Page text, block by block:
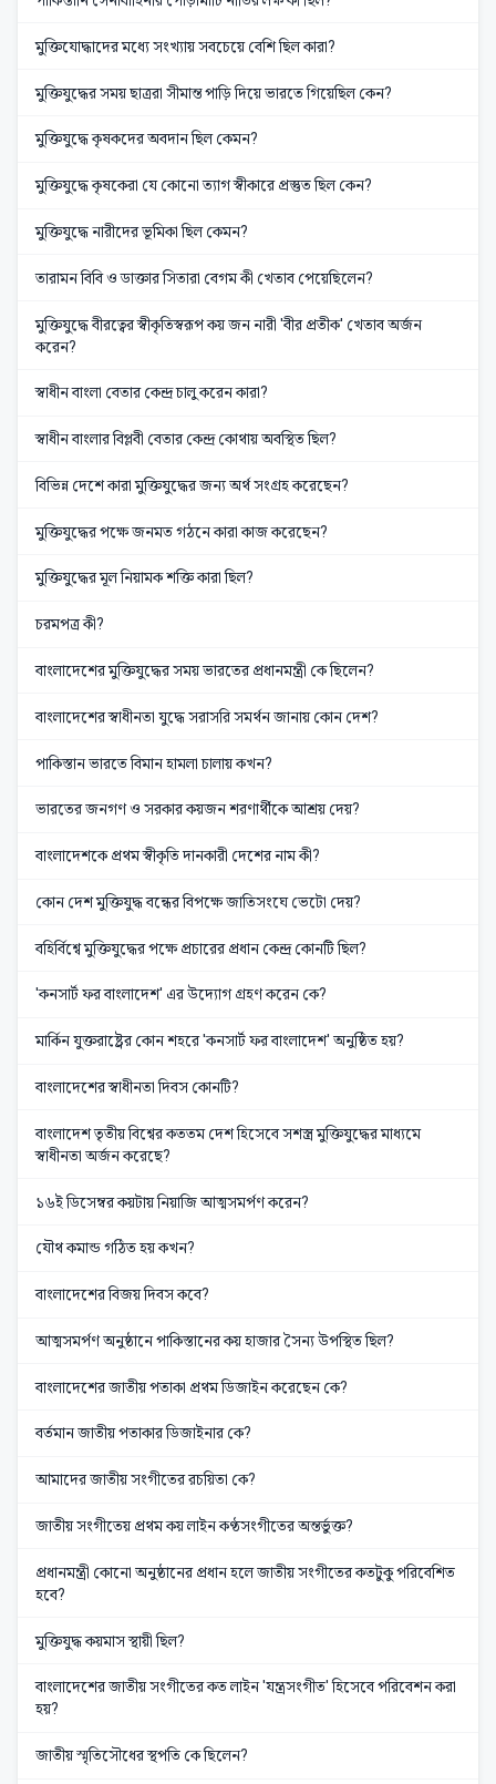
মুক্তিযোদ্ধাদের মধ্যে সংখ্যায় সবচেয়ে বেশি ছিল কারা?
মুক্তিযুদ্ধের সময় ছাত্ররা সীমান্ত পাড়ি দিয়ে ভারতে গিয়েছিল কেন?
মুক্তিযুদ্ধে কৃষকদের অবদান ছিল কেমন?
মুক্তিযুদ্ধে কৃষকেরা যে কোনো ত্যাগ স্বীকারে প্রস্তুত ছিল কেন?
মুক্তিযুদ্ধে নারীদের ভূমিকা ছিল কেমন?
তারামন বিবি ও ডাক্তার সিতারা বেগম কী খেতাব পেয়েছিলেন?
মুক্তিযুদ্ধে বীরত্বের স্বীকৃতিস্বরূপ কয় জন নারী 'বীর প্রতীক' খেতাব অর্জন
করেন?
স্বাধীন বাংলা বেতার কেন্দ্র চালু করেন কারা?
স্বাধীন বাংলার বিপ্লবী বেতার কেন্দ্র কোথায় অবস্থিত ছিল?
বিভিন্ন দেশে কারা মুক্তিযুদ্ধের জন্য অর্থ সংগ্রহ করেছেন?
মুক্তিযুদ্ধের পক্ষে জনমত গঠনে কারা কাজ করেছেন?
মুক্তিযুদ্ধের মূল নিয়ামক শক্তি কারা ছিল?
চরমপত্র কী?
বাংলাদেশের মুক্তিযুদ্ধের সময় ভারতের প্রধানমন্ত্রী কে ছিলেন?
বাংলাদেশের স্বাধীনতা যুদ্ধে সরাসরি সমর্থন জানায় কোন দেশ?
পাকিস্তান ভারতে বিমান হামলা চালায় কখন?
ভারতের জনগণ ও সরকার কয়জন শরণার্থীকে আশ্রয় দেয়?
বাংলাদেশকে প্রথম স্বীকৃতি দানকারী দেশের নাম কী?
কোন দেশ মুক্তিযুদ্ধ বন্ধের বিপক্ষে জাতিসংঘে ভেটো দেয়?
বহির্বিশ্বে মুক্তিযুদ্ধের পক্ষে প্রচারের প্রধান কেন্দ্র কোনটি ছিল?
'কনসার্ট ফর বাংলাদেশ' এর উদ্যোগ গ্রহণ করেন কে?
মার্কিন যুক্তরাষ্ট্রের কোন শহরে 'কনসার্ট ফর বাংলাদেশ' অনুষ্ঠিত হয়?
বাংলাদেশের স্বাধীনতা দিবস কোনটি?
বাংলাদেশ তৃতীয় বিশ্বের কততম দেশ হিসেবে সশস্ত্র মুক্তিযুদ্ধের মাধ্যমে
স্বাধীনতা অর্জন করেছে?
১৬ই ডিসেম্বর কয়টায় নিয়াজি আত্মসমর্পণ করেন?
যৌথ কমান্ড গঠিত হয় কখন?
বাংলাদেশের বিজয় দিবস কবে?
আত্মসমর্পণ অনুষ্ঠানে পাকিস্তানের কয় হাজার সৈন্য উপস্থিত ছিল?
বাংলাদেশের জাতীয় পতাকা প্রথম ডিজাইন করেছেন কে?
বর্তমান জাতীয় পতাকার ডিজাইনার কে?
আমাদের জাতীয় সংগীতের রচয়িতা কে?
জাতীয় সংগীতেয় প্রথম কয় লাইন কণ্ঠসংগীতের অন্তর্ভুক্ত?
প্রধানমন্ত্রী কোনো অনুষ্ঠানের প্রধান হলে জাতীয় সংগীতের কতটুকু পরিবেশিত
হবে?
মুক্তিযুদ্ধ কয়মাস স্থায়ী ছিল?
বাংলাদেশের জাতীয় সংগীতের কত লাইন 'যন্ত্রসংগীত' হিসেবে পরিবেশন করা
হয়?
জাতীয় স্মৃতিসৌধের স্থপতি কে ছিলেন?